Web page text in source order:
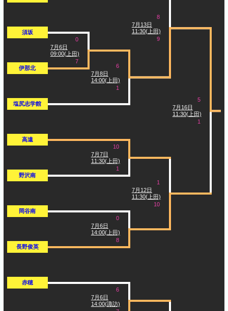
須坂
伊那北
塩尻志学館
高遠
野沢南
岡谷南
長野俊英
赤穂
7月6日
09:00(上田)
0
7
7月8日
14:00(上田)
6
1
7月7日
11:30(上田)
10
1
7月6日
14:00(上田)
0
8
7月6日
14:00(諏訪)
6
7月13日
11:30(上田)
8
9
7月12日
11:30(上田)
1
10
7月16日
11:30(上田)
5
1